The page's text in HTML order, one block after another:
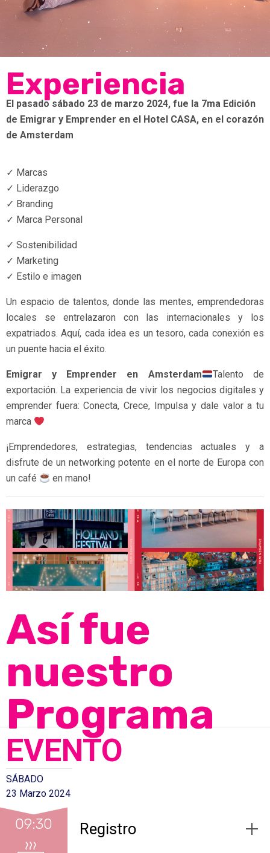
Experiencia
El pasado sábado 23 de marzo 2024, fue la 7ma Edición
de Emigrar y Emprender en el Hotel CASA, en el corazón
de Amsterdam
✓ Marcas
✓ Liderazgo
✓ Branding
✓ Marca Personal
✓ Sostenibilidad
✓ Marketing
✓ Estilo e imagen
Un espacio de talentos, donde las mentes, emprendedoras
locales se entrelazaron con las internacionales y los
expatriados. Aquí, cada idea es un tesoro, cada conexión es
un puente hacia el éxito.
Emigrar y Emprender en Amsterdam
Talento de
exportación. La experiencia de vivir los negocios digitales y
emprender fuera: Conecta, Crece, Impulsa y dale valor a tu
marca
¡Emprendedores, estrategias, tendencias actuales y a
disfrute de un networking potente en el norte de Europa con
un café
en mano!
Así fue
nuestro
Programa
EVENTO
SÁBADO
23 Marzo 2024
09:30 Registro